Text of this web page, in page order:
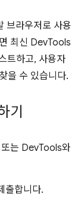
브라우저로 사용
최신 DevTools
트하고, 사용자
을 수 있습니다.
기
는 DevTools와
출합니다.